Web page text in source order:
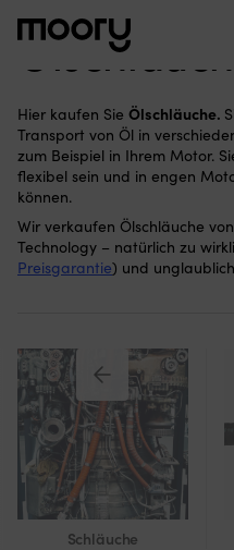
nach:
Hier kaufen Sie Ölschläuche.
Transport von Öl in
zum Beispiel in Ihrem Motor.
flexibel sein und in engen
können.
Wir verkaufen Ölschläuche
Technology – natürlich zu
Preisgarantie) und
Schläuche